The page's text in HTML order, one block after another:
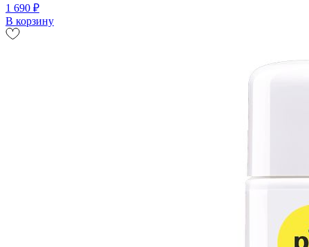
1 690 ₽
В корзину